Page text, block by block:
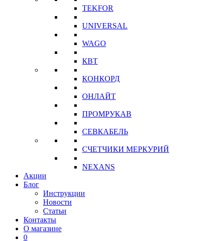
TEKFOR
UNIVERSAL
WAGO
КВТ
КОНКОРД
ОНЛАЙТ
ПРОМРУКАВ
СЕВКАБЕЛЬ
СЧЕТЧИКИ МЕРКУРИЙ
NEXANS
Акции
Блог
Инструкции
Новости
Статьи
Контакты
О магазине
0